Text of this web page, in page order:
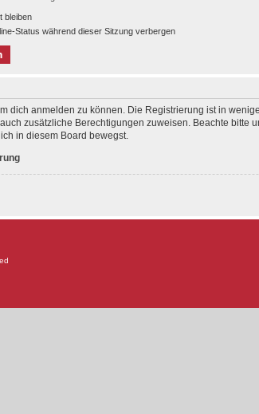
bleiben
Status während dieser Sitzung verbergen
dich anmelden zu können. Die Registrierung ist in
zusätzliche Berechtigungen zuweisen. Beachte
in diesem Board bewegst.